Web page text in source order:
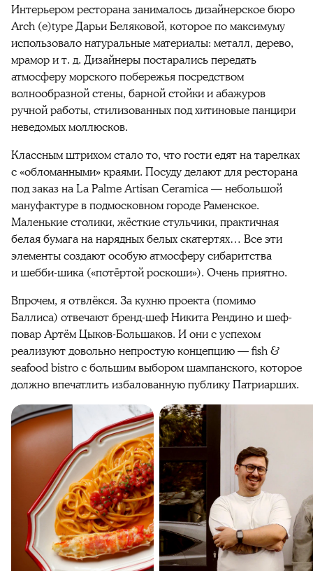
Интерьером ресторана занималось дизайнерское бюро
Arch (e)type Дарьи Беляковой, которое по максимуму
использовало натуральные материалы: металл, дерево,
мрамор и т. д. Дизайнеры постарались передать
атмосферу морского побережья посредством
волнообразной стены, барной стойки и абажуров
ручной работы, стилизованных под хитиновые панцири
неведомых моллюсков.
Классным штрихом стало то, что гости едят на тарелках
с «обломанными» краями. Посуду делают для ресторана
под заказ на La Palme Artisan Ceramica — небольшой
мануфактуре в подмосковном городе Раменское.
Маленькие столики, жёсткие стульчики, практичная
белая бумага на нарядных белых скатертях… Все эти
элементы создают особую атмосферу сибаритства
и шебби-шика («потёртой роскоши»). Очень приятно.
Впрочем, я отвлёкся. За кухню проекта (помимо
Баллиса) отвечают бренд-шеф Никита Рендино и шеф-
повар Артём Цыков-Большаков. И они с успехом
реализуют довольно непростую концепцию — fish &
seafood bistro с большим выбором шампанского, которое
должно впечатлить избалованную публику Патриарших.